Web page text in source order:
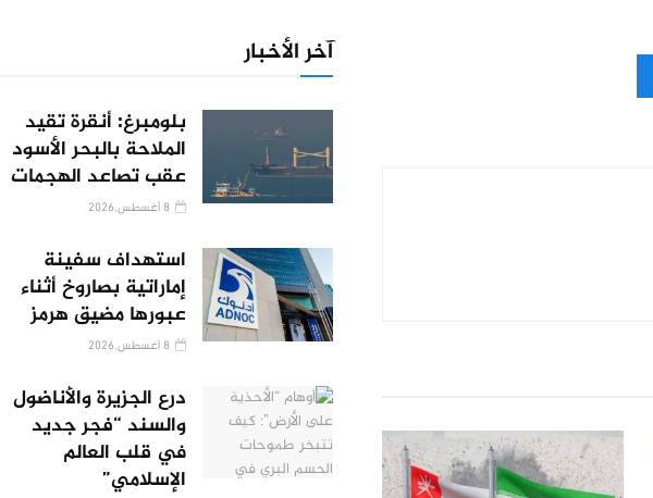
آخر الأخبار
بلومبرغ: أنقرة تقيد
الملاحة بالبحر الأسود
عقب تصاعد الهجمات
استهداف سفينة
إماراتية بصاروخ أثناء
عبورها مضيق هرمز
درع الجزيرة والأناضول
والسند “فجر جديد
في قلب العالم
الإسلامي”